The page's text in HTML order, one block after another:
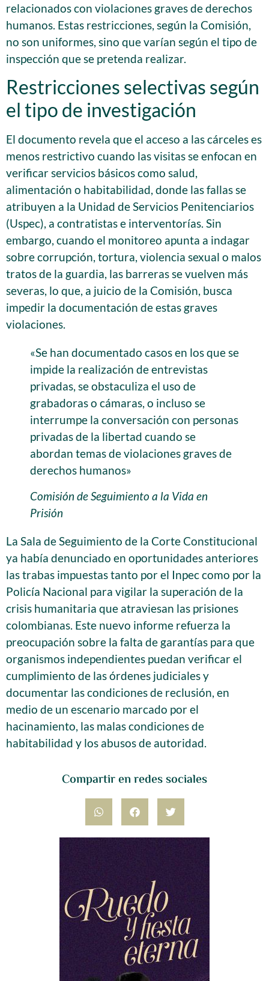
Compartir en redes sociales
relacionados con violaciones graves de derechos
humanos. Estas restricciones, según la Comisión,
no son uniformes, sino que varían según el tipo de
inspección que se pretenda realizar.
Restricciones selectivas según
el tipo de investigación
El documento revela que el acceso a las cárceles es
menos restrictivo cuando las visitas se enfocan en
verificar servicios básicos como salud,
alimentación o habitabilidad, donde las fallas se
atribuyen a la Unidad de Servicios Penitenciarios
(Uspec), a contratistas e interventorías. Sin
embargo, cuando el monitoreo apunta a indagar
sobre corrupción, tortura, violencia sexual o malos
tratos de la guardia, las barreras se vuelven más
severas, lo que, a juicio de la Comisión, busca
impedir la documentación de estas graves
violaciones.
«Se han documentado casos en los que se
impide la realización de entrevistas
privadas, se obstaculiza el uso de
grabadoras o cámaras, o incluso se
interrumpe la conversación con personas
privadas de la libertad cuando se
abordan temas de violaciones graves de
derechos humanos»
Comisión de Seguimiento a la Vida en
Prisión
La Sala de Seguimiento de la Corte Constitucional
ya había denunciado en oportunidades anteriores
las trabas impuestas tanto por el Inpec como por la
Policía Nacional para vigilar la superación de la
crisis humanitaria que atraviesan las prisiones
colombianas. Este nuevo informe refuerza la
preocupación sobre la falta de garantías para que
organismos independientes puedan verificar el
cumplimiento de las órdenes judiciales y
documentar las condiciones de reclusión, en
medio de un escenario marcado por el
hacinamiento, las malas condiciones de
habitabilidad y los abusos de autoridad.